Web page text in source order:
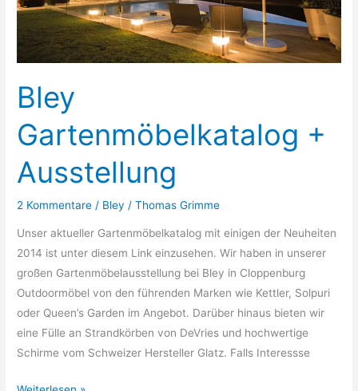
Bley
Gartenmöbelkatalog +
Ausstellung
2 Kommentare / Bley /Thomas Grimme
Unser aktueller Gartenmöbelkatalog mit einigen der Neuheiten
2014 ist unter diesem Link einzusehen. Wir haben in unserer
großen Gartenmöbelausstellung bei Bley in Cloppenburg
Outdoormöbel von den führenden Marken wie Kettler, Solpuri
oder Queen’s Garden im Angebot. Darüber hinaus bieten wir
eine Fülle an Strandkörben von DeVries und hochwertige
Schirme vom Schweizer Hersteller Glatz. Falls Interessse